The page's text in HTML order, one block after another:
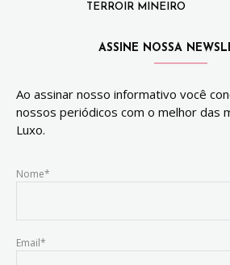
TERROIR MINEIRO
ASSINE NOSSA
Ao assinar nosso informativo você
nossos periódicos com o melhor das
Luxo.
Nome*
Email*